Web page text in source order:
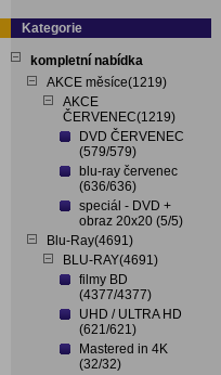
Kategorie
kompletní nabídka
AKCE měsíce(1219)
AKCE
ČERVENEC(1219)
DVD ČERVENEC
(579/579)
blu-ray červenec
(636/636)
speciál - DVD +
obraz 20x20 (5/5)
Blu-Ray(4691)
BLU-RAY(4691)
filmy BD
(4377/4377)
UHD / ULTRA HD
(621/621)
Mastered in 4K
(32/32)